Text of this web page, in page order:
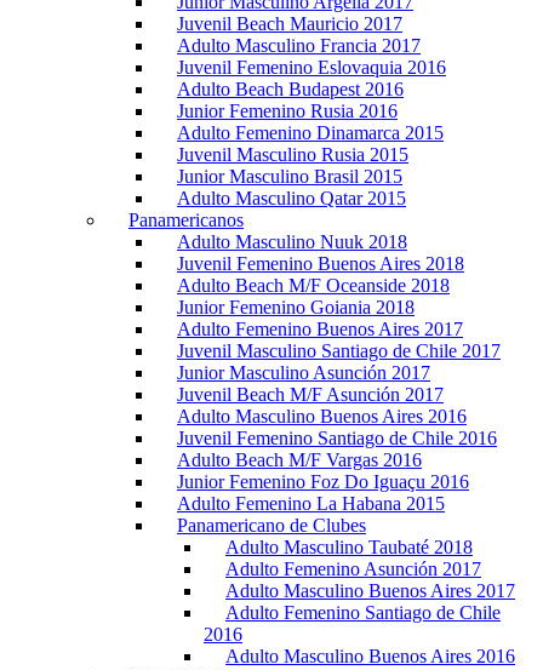
Juvenil Beach Mauricio 2017
Adulto Masculino Francia 2017
Juvenil Femenino Eslovaquia 2016
Adulto Beach Budapest 2016
Junior Femenino Rusia 2016
Adulto Femenino Dinamarca 2015
Juvenil Masculino Rusia 2015
Junior Masculino Brasil 2015
Adulto Masculino Qatar 2015
Panamericanos
Adulto Masculino Nuuk 2018
Juvenil Femenino Buenos Aires 2018
Adulto Beach M/F Oceanside 2018
Junior Femenino Goiania 2018
Adulto Femenino Buenos Aires 2017
Juvenil Masculino Santiago de Chile 2017
Junior Masculino Asunción 2017
Juvenil Beach M/F Asunción 2017
Adulto Masculino Buenos Aires 2016
Juvenil Femenino Santiago de Chile 2016
Adulto Beach M/F Vargas 2016
Junior Femenino Foz Do Iguaçu 2016
Adulto Femenino La Habana 2015
Panamericano de Clubes
Adulto Masculino Taubaté 2018
Adulto Femenino Asunción 2017
Adulto Masculino Buenos Aires 2017
Adulto Femenino Santiago de Chile
2016
Adulto Masculino Buenos Aires 2016